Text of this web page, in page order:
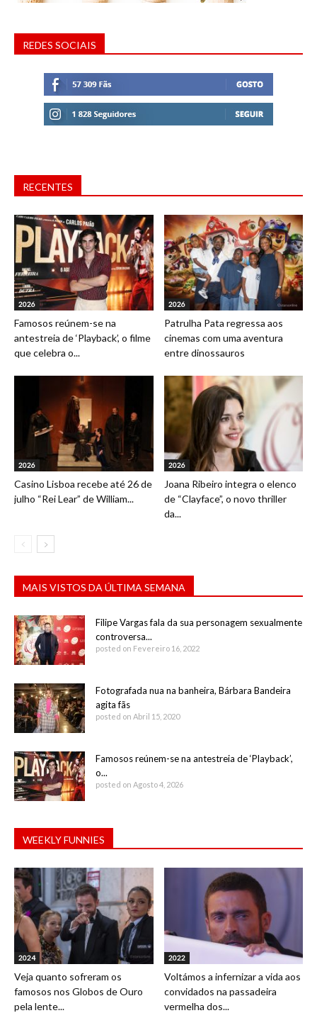
REDES SOCIAIS
RECENTES
2026
Famosos reúnem-se na
antestreia de ‘Playback’, o filme
que celebra o...
2026
Patrulha Pata regressa aos
cinemas com uma aventura
entre dinossauros
2026
Casino Lisboa recebe até 26 de
julho “Rei Lear” de William...
2026
Joana Ribeiro integra o elenco
de “Clayface”, o novo thriller
da...
MAIS VISTOS DA ÚLTIMA SEMANA
Filipe Vargas fala da sua personagem sexualmente
controversa...
posted on Fevereiro 16, 2022
Fotografada nua na banheira, Bárbara Bandeira
agita fãs
posted on Abril 15, 2020
Famosos reúnem-se na antestreia de ‘Playback’,
o...
posted on Agosto 4, 2026
WEEKLY FUNNIES
2024
Veja quanto sofreram os
famosos nos Globos de Ouro
pela lente...
2022
Voltámos a infernizar a vida aos
convidados na passadeira
vermelha dos...